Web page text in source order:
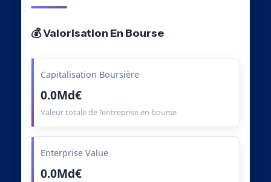
💰 Valorisation En Bourse
Capitalisation Boursière
0.0Md€
Valeur totale de l’entreprise en bourse
Enterprise Value
0.0Md€